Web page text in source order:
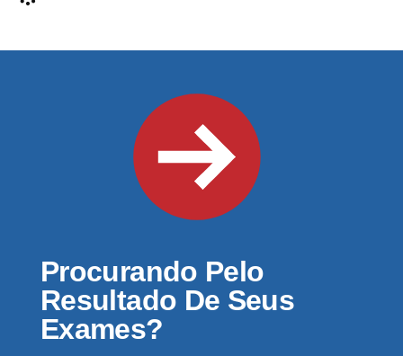
Procurando Pelo
Resultado De Seus
Exames?